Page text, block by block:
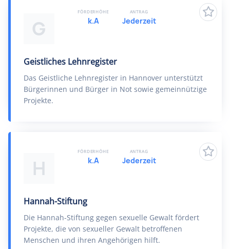
G
Geistliches Lehnregister
Das Geistliche Lehnregister in Hannover unterstützt
Bürgerinnen und Bürger in Not sowie gemeinnützige
Projekte.
FÖRDERHÖHE
k.A
ANTRAG
Jederzeit
H
Hannah-Stiftung
Die Hannah-Stiftung gegen sexuelle Gewalt fördert
Projekte, die von sexueller Gewalt betroffenen
Menschen und ihren Angehörigen hilft.
FÖRDERHÖHE
k.A
ANTRAG
Jederzeit